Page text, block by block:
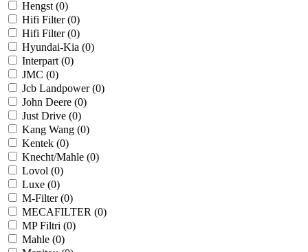
Hengst (0)
Hifi Filter (0)
Hifi Filter (0)
Hyundai-Kia (0)
Interpart (0)
JMC (0)
Jcb Landpower (0)
John Deere (0)
Just Drive (0)
Kang Wang (0)
Kentek (0)
Knecht/Mahle (0)
Lovol (0)
Luxe (0)
M-Filter (0)
MECAFILTER (0)
MP Filtri (0)
Mahle (0)